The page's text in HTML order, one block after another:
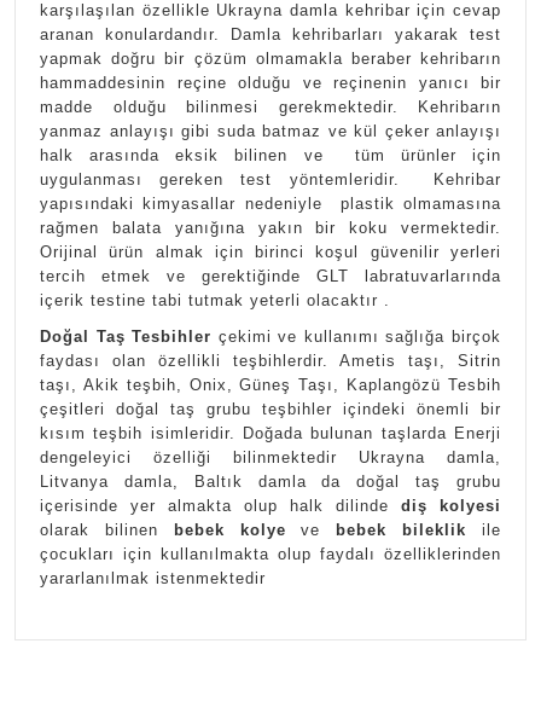
karşılaşılan özellikle Ukrayna damla kehribar için cevap
aranan konulardandır. Damla kehribarları yakarak test
yapmak doğru bir çözüm olmamakla beraber kehribarın
hammaddesinin reçine olduğu ve reçinenin yanıcı bir
madde olduğu bilinmesi gerekmektedir. Kehribarın
yanmaz anlayışı gibi suda batmaz ve kül çeker anlayışı
halk arasında eksik bilinen ve tüm ürünler için
uygulanması gereken test yöntemleridir. Kehribar
yapısındaki kimyasallar nedeniyle plastik olmamasına
rağmen balata yanığına yakın bir koku vermektedir.
Orijinal ürün almak için birinci koşul güvenilir yerleri
tercih etmek ve gerektiğinde GLT labratuvarlarında
içerik testine tabi tutmak yeterli olacaktır .
Doğal Taş Tesbihler çekimi ve kullanımı sağlığa birçok
faydası olan özellikli teşbihlerdir. Ametis taşı, Sitrin
taşı, Akik teşbih, Onix, Güneş Taşı, Kaplangözü Tesbih
çeşitleri doğal taş grubu teşbihler içindeki önemli bir
kısım teşbih isimleridir. Doğada bulunan taşlarda Enerji
dengeleyici özelliği bilinmektedir Ukrayna damla,
Litvanya damla, Baltık damla da doğal taş grubu
içerisinde yer almakta olup halk dilinde diş kolyesi
olarak bilinen
bebek kolye ve bebek bileklik ile
çocukları için kullanılmakta olup faydalı özelliklerinden
yararlanılmak istenmektedir